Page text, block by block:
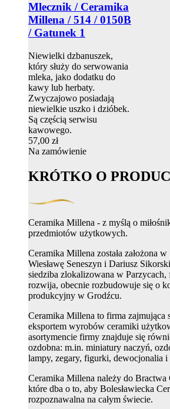
Mlecznik / Ceramika
Millena / 514 / 0150B
/ Gatunek 1
Niewielki dzbanuszek,
który służy do serwowania
mleka, jako dodatku do
kawy lub herbaty.
Zwyczajowo posiadają
niewielkie uszko i dzióbek.
Są częścią serwisu
kawowego.
57,00 zł
Na zamówienie
KRÓTKO O
Ceramika Millena - z myślą o
przedmiotów użytkowych.
Ceramika Millena została założona
Wiesławę Seneszyn i Dariusz
siedziba zlokalizowana w Parzycach,
rozwija, obecnie rozbudowuje się o
produkcyjny w Grodźcu.
Ceramika Millena to firma zajmująca
eksportem wyrobów ceramiki
asortymencie firmy znajduje się
ozdobna: m.in. miniatury naczyń,
lampy, zegary, figurki, dewocjonalia i
Ceramika Millena należy do Bractwa
które dba o to, aby Bolesławiecka
rozpoznawalna na całym świecie.